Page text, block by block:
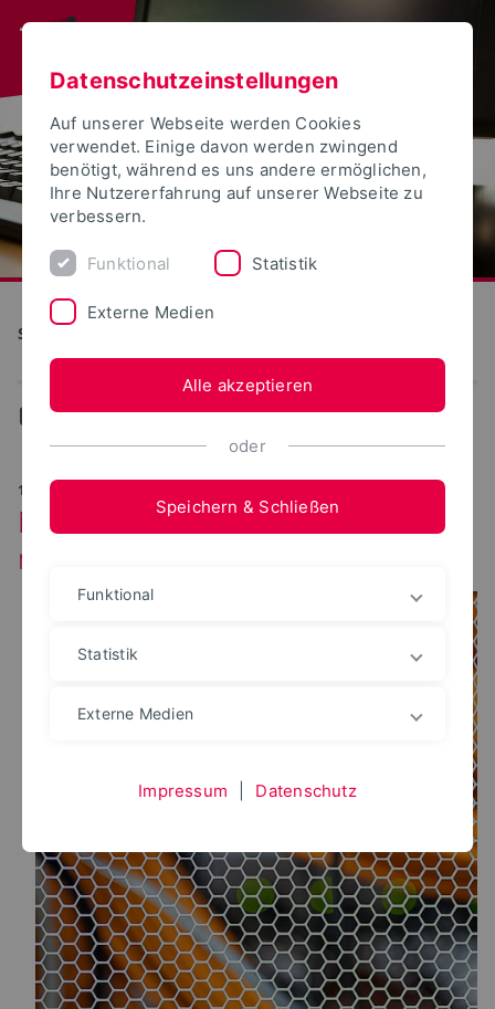
S(kim) - Service Kommunikation Information Medien
... Ereignisse-Termine
13.08.2024
Netzwerkruckler am Freitag
möglich
Datenschutzeinstellungen
Auf unserer Webseite werden Cookies
verwendet. Einige davon werden zwingend
benötigt, während es uns andere ermöglichen,
Ihre Nutzererfahrung auf unserer Webseite zu
verbessern.
Funktional Statistik
Externe Medien
Alle akzeptieren
oder
Speichern & Schließen
Funktional
Statistik
Externe Medien
Impressum Datenschutz